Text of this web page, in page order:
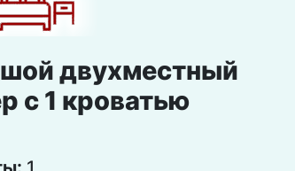
двухместный
с 1 кроватью